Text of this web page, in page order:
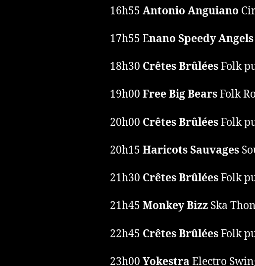
16h55 Antonio Anguiano
17h55 Enano Speedy Angels
18h30 Crêtes BrûléesFolk
19h00 Free Big BearsFolk
20h00 Crêtes BrûléesFolk
20h15 Haricots Sauvages
21h30 Crêtes BrûléesFolk
21h45 Monkey Bizz Ska
22h45 Crêtes BrûléesFolk
23h00 Yokestra Electro